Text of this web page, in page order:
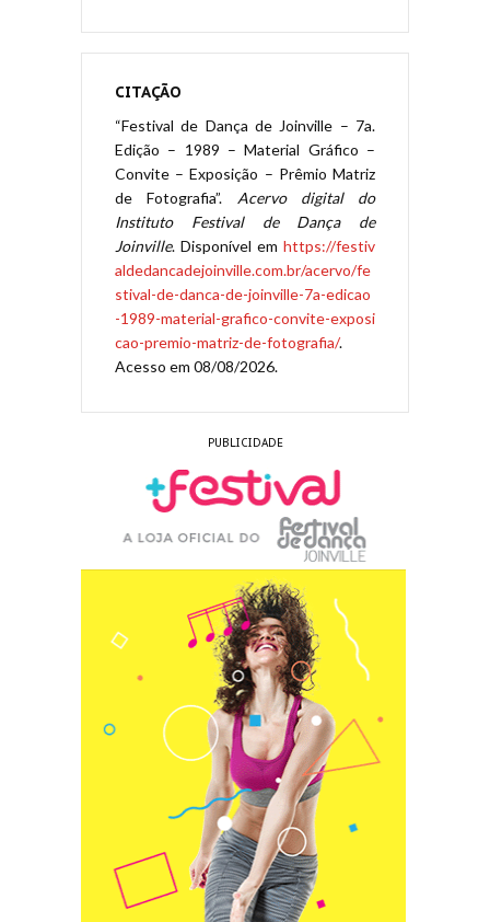
CITAÇÃO
“Festival de Dança de Joinville – 7a.
Edição – 1989 – Material Gráfico –
Convite – Exposição – Prêmio Matriz
de Fotografia”. Acervo digital do
Instituto Festival de Dança de
Joinville. Disponível em https://festiv
aldedancadejoinville.com.br/acervo/fe
stival-de-danca-de-joinville-7a-edicao
-1989-material-grafico-convite-exposi
cao-premio-matriz-de-fotografia/.
Acesso em 08/08/2026.
PUBLICIDADE